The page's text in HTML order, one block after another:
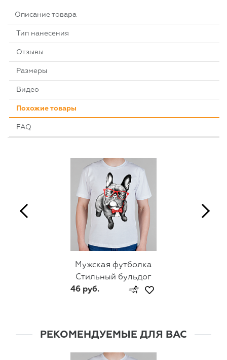
Описание товара
Тип нанесения
Отзывы
Размеры
Видео
Похожие товары
FAQ
Мужская футболка
Стильный бульдог
46 руб.
РЕКОМЕНДУЕМЫЕ ДЛЯ ВАС